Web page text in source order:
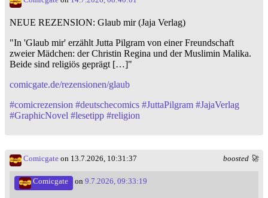
NEUE REZENSION: Glaub mir (Jaja Verlag)
"In 'Glaub mir' erzählt Jutta Pilgram von einer Freundschaft
zweier Mädchen: der Christin Regina und der Muslimin Malika.
Beide sind religiös geprägt […]"
comicgate.de/rezensionen/glaub
#comicrezension #deutschecomics #JuttaPilgram #JajaVerlag
#GraphicNovel #lesetipp #religion
boosted 🚀
Comicgate on 13.7.2026, 10:31:37
Comicgate on 9.7.2026, 09:33:19